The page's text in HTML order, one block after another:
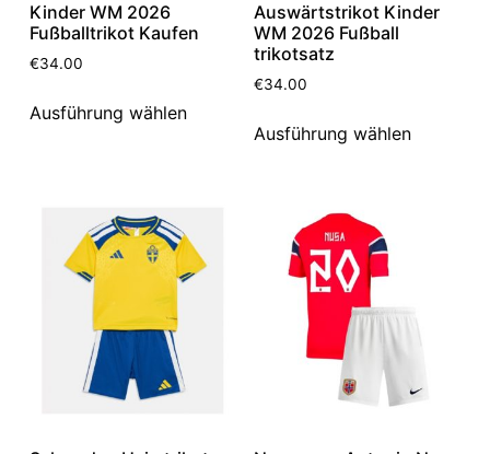
Kinder WM 2026
Fußballtrikot Kaufen
€34.00
Ausführung wählen
Auswärtstrikot Kinder
WM 2026 Fußball
trikotsatz
€34.00
Ausführung wählen